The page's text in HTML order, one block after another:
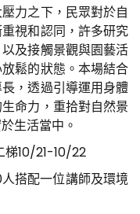
力之下，民眾對於自
視和認同，許多研究
及接觸景觀與園藝活
鬆的狀態。本場結合
，透過引導運用身體
命力，重拾對自然景
生活當中。
梯10/21-10/22
搭配一位講師及環境